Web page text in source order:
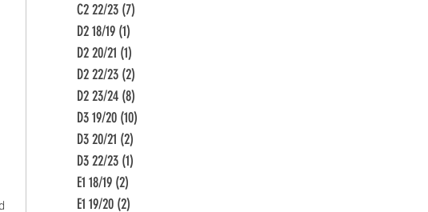
C2 22/23 (7)
D2 18/19 (1)
D2 20/21 (1)
D2 22/23 (2)
D2 23/24 (8)
D3 19/20 (10)
D3 20/21 (2)
D3 22/23 (1)
E1 18/19 (2)
E1 19/20 (2)